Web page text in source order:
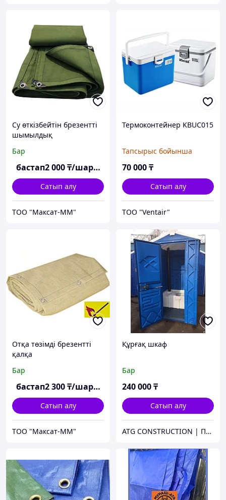
Су өткізбейтін брезентті
шымылдық
Бар
бастап2 000₸/шаршы м
Сатып алу
ТОО "Максат-ММ"
Термоконтейнер KBUC015
Тапсырыс бойынша
70 000₸
Сатып алу
ТОО "Ventair"
Отқа төзімді брезентті
қалқа
Бар
бастап2 300₸/шаршы м
Сатып алу
ТОО "Максат-ММ"
Құрғақ шкаф
Бар
240 000₸
Сатып алу
ATG CONSTRUCTION | Продажа и аренда строительного оборудования, газона, биотуалетов